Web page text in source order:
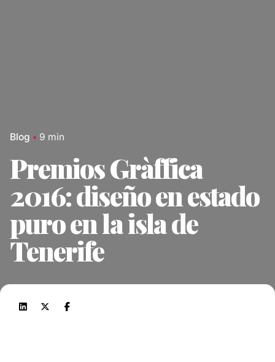
Blog 9 min
Premios Gràffica
2016: diseño en estado
puro en la isla de
Tenerife